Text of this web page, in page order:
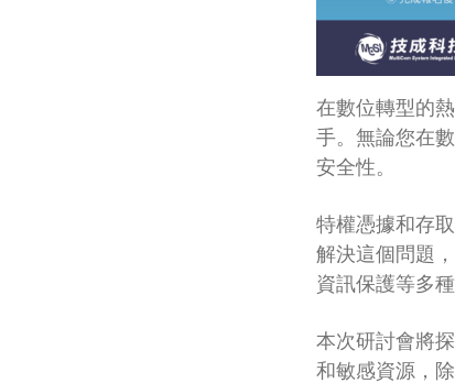
在數位轉型的
手。無論您在
安全性。
特權憑據和存
解決這個問題
資訊保護等多
本次研討會將
和敏感資源，